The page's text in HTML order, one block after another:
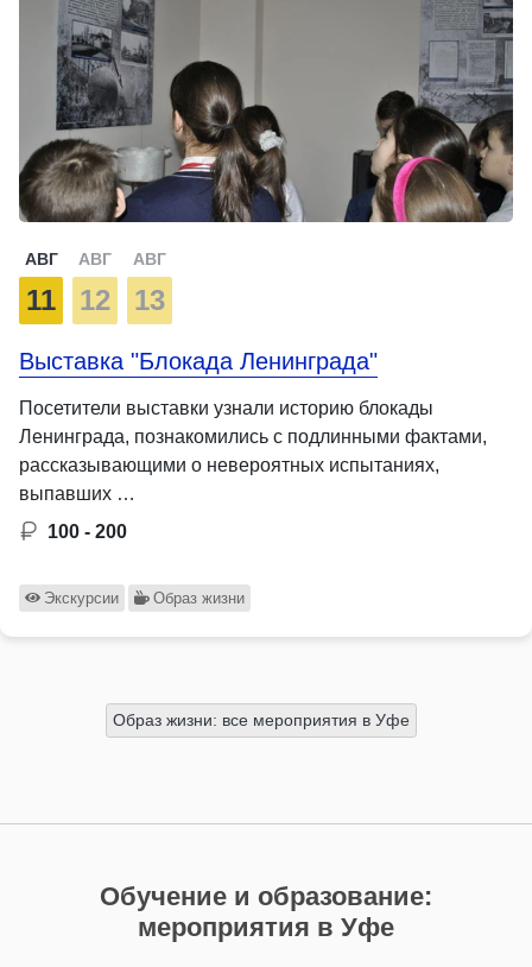
АВГ
11
АВГ
12
АВГ
13
Выставка "Блокада Ленинграда"
Посетители выставки узнали историю блокады
Ленинграда, познакомились с подлинными фактами,
рассказывающими о невероятных испытаниях,
выпавших …
100 - 200
Экскурсии Образ жизни
Образ жизни: все мероприятия в Уфе
Обучение и образование:
мероприятия в Уфе